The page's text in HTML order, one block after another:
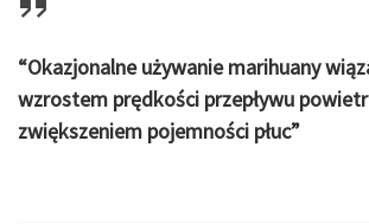
“Okazjonalne używanie marihuany
wzrostem prędkości przepływu
zwiększeniem pojemności płuc”